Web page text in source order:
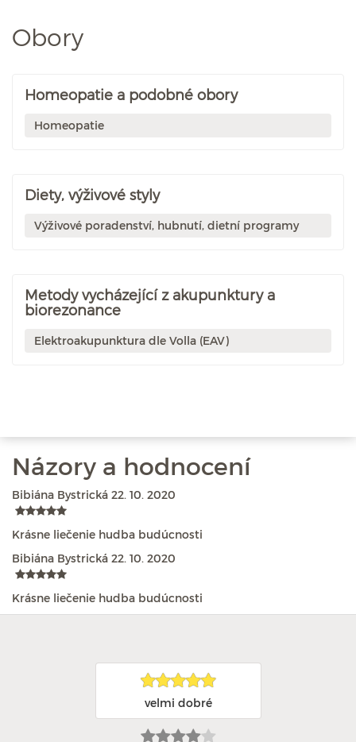
Obory
Homeopatie a podobné obory
Homeopatie
Diety, výživové styly
Výživové poradenství, hubnutí, dietní programy
Metody vycházející z akupunktury a
biorezonance
Elektroakupunktura dle Volla (EAV)
Názory a hodnocení
Bibiána Bystrická 22. 10. 2020
Krásne liečenie hudba budúcnosti
Bibiána Bystrická 22. 10. 2020
Krásne liečenie hudba budúcnosti
velmi dobré